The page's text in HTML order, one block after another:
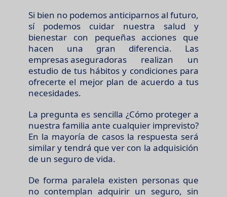
Si bien no podemos anticiparnos al futuro,
sí podemos cuidar nuestra salud y
bienestar con pequeñas acciones que
hacen una gran diferencia. Las
empresas aseguradoras realizan un
estudio de tus hábitos y condiciones para
ofrecerte el mejor plan de acuerdo a tus
necesidades.
La pregunta es sencilla ¿Cómo proteger a
nuestra familia ante cualquier imprevisto?
En la mayoría de casos la respuesta será
similar y tendrá que ver con la adquisición
de un seguro de vida.
De forma paralela existen personas que
no contemplan adquirir un seguro, sin